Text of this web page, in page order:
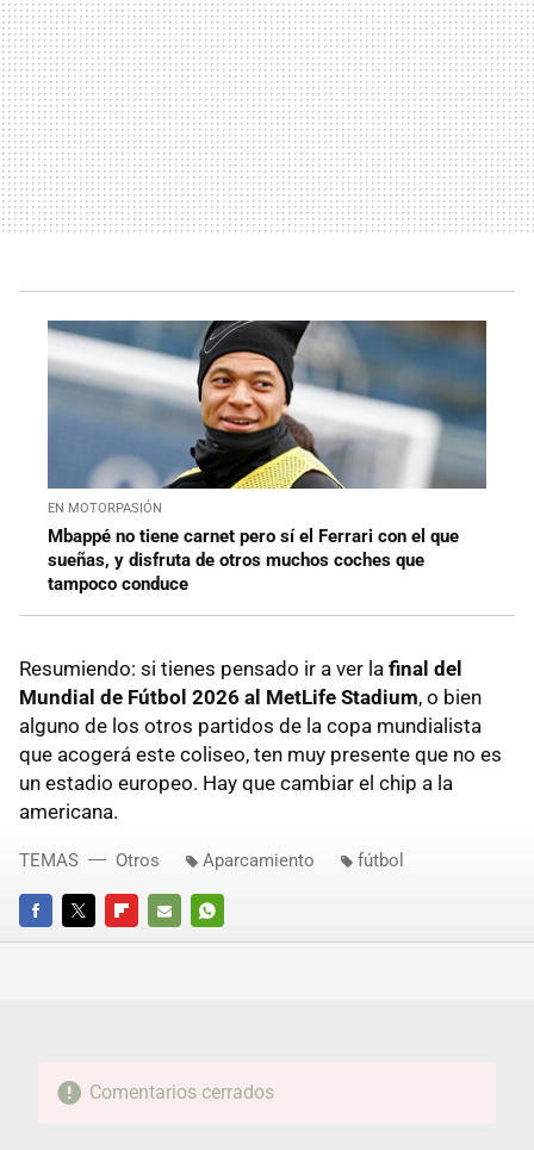
EN MOTORPASIÓN
Mbappé no tiene carnet pero sí el Ferrari con el que
sueñas, y disfruta de otros muchos coches que
tampoco conduce
Resumiendo: si tienes pensado ir a ver la final del
Mundial de Fútbol 2026 al MetLife Stadium, o bien
alguno de los otros partidos de la copa mundialista
que acogerá este coliseo, ten muy presente que no es
un estadio europeo. Hay que cambiar el chip a la
americana.
FACEBOOKTWITTERFLIPBOARD
E-
WHATSAPP
TEMAS Otros Aparcamiento fútbol
Comentarios cerrados